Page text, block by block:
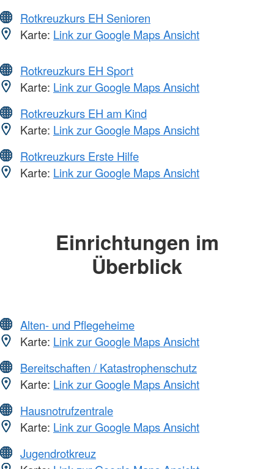
Rotkreuzkurs EH Senioren
Karte: Link zur Google Maps Ansicht
Rotkreuzkurs EH Sport
Karte: Link zur Google Maps Ansicht
Rotkreuzkurs EH am Kind
Karte: Link zur Google Maps Ansicht
Rotkreuzkurs Erste Hilfe
Karte: Link zur Google Maps Ansicht
Einrichtungen im
Überblick
Alten- und Pflegeheime
Karte: Link zur Google Maps Ansicht
Bereitschaften / Katastrophenschutz
Karte: Link zur Google Maps Ansicht
Hausnotrufzentrale
Karte: Link zur Google Maps Ansicht
Jugendrotkreuz